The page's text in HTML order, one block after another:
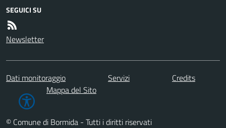
SEGUICI SU
Newsletter
Dati monitoraggio Servizi
Credits
Mappa del Sito
© Comune di Bormida - Tutti i diritti riservati